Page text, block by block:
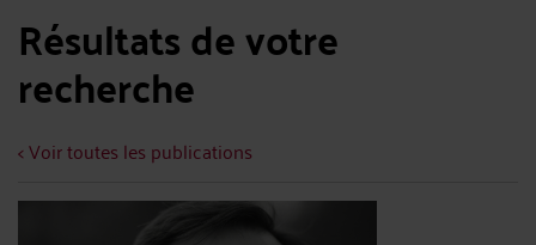
Résultats de votre
recherche
< Voir toutes les publications